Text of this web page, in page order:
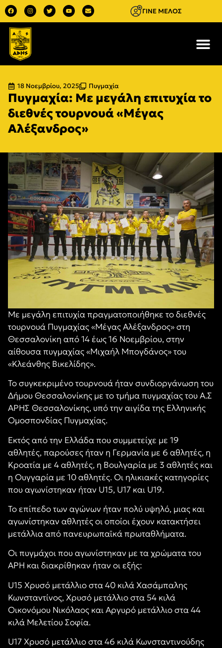
ΓΙΝΕ ΜΕΛΟΣ
18 Νοεμβρίου, 2025 Πυγμαχία
Πυγμαχία: Με μεγάλη επιτυχία το
διεθνές τουρνουά «Μέγας
Αλέξανδρος»
Με μεγάλη επιτυχία πραγματοποιήθηκε το διεθνές
τουρνουά Πυγμαχίας «Μέγας Αλέξανδρος» στη
Θεσσαλονίκη από 14 έως 16 Νοεμβρίου, στην
αίθουσα πυγμαχίας «Μιχαήλ Μπογδάνος» του
«Κλεάνθης Βικελίδης».
Το συγκεκριμένο τουρνουά ήταν συνδιοργάνωση του
Δήμου Θεσσαλονίκης με το τμήμα πυγμαχίας του Α.Σ
ΑΡΗΣ Θεσσαλονίκης, υπό την αιγίδα της Ελληνικής
Ομοσπονδίας Πυγμαχίας.
Εκτός από την Ελλάδα που συμμετείχε με 19
αθλητές, παρούσες ήταν η Γερμανία με 6 αθλητές, η
Κροατία με 4 αθλητές, η Βουλγαρία με 3 αθλητές και
η Ουγγαρία με 10 αθλητές. Οι ηλικιακές κατηγορίες
που αγωνίστηκαν ήταν U15, U17 και U19.
Το επίπεδο των αγώνων ήταν πολύ υψηλό, μιας και
αγωνίστηκαν αθλητές οι οποίοι έχουν κατακτήσει
μετάλλια από πανευρωπαϊκά πρωταθλήματα.
Οι πυγμάχοι που αγωνίστηκαν με τα χρώματα του
ΑΡΗ και διακρίθηκαν ήταν οι εξής:
U15 Χρυσό μετάλλιο στα 40 κιλά Χασάμπαλης
Κωνσταντίνος, Χρυσό μετάλλιο στα 54 κιλά
Οικονόμου Νικόλαος και Αργυρό μετάλλιο στα 44
κιλά Μελετίου Σοφία.
U17 Χρυσό μετάλλιο στα 46 κιλά Κωνσταντινούδης